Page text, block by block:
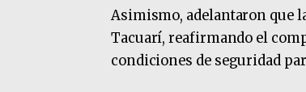
Asimismo, adelantaron que
Tacuarí, reafirmando el
condiciones de seguridad